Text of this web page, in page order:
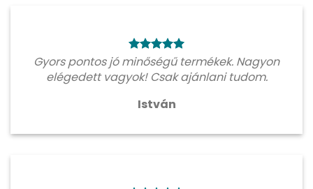
Gyors pontos jó minőségű termékek. Nagyon
elégedett vagyok! Csak ajánlani tudom.
István